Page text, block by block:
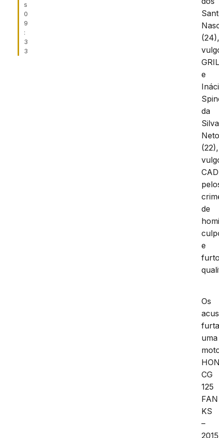
s
0
9
:
3
3
e
da
Silva
(22),
de
e
Os
uma
CG
125
FAN
KS
–